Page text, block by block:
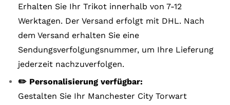
Erhalten Sie Ihr Trikot innerhalb von 7-12
Werktagen. Der Versand erfolgt mit DHL. Nach
dem Versand erhalten Sie eine
Sendungsverfolgungsnummer, um Ihre Lieferung
jederzeit nachzuverfolgen.
✏️ Personalisierung verfügbar:
Gestalten Sie Ihr Manchester City Torwart